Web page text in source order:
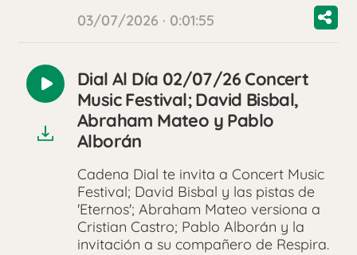
03/07/2026 · 0:01:55
Reproducir
audio
Dial Al Día 02/07/26 Concert
Music Festival; David Bisbal,
Abraham Mateo y Pablo
Alborán
Cadena Dial te invita a Concert Music
Festival; David Bisbal y las pistas de
'Eternos'; Abraham Mateo versiona a
Cristian Castro; Pablo Alborán y la
invitación a su compañero de Respira.